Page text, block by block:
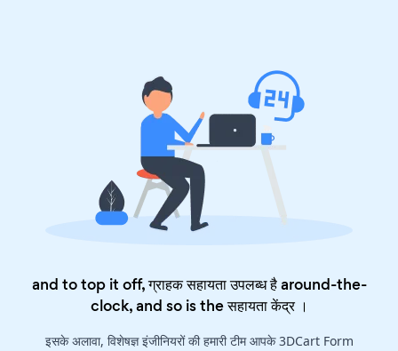
and to top it off, ग्राहक सहायता उपलब्ध है around-the-
clock, and so is theसहायता केंद्र।
इसके अलावा, विशेषज्ञ इंजीनियरों की हमारी टीम आपके 3DCart Form